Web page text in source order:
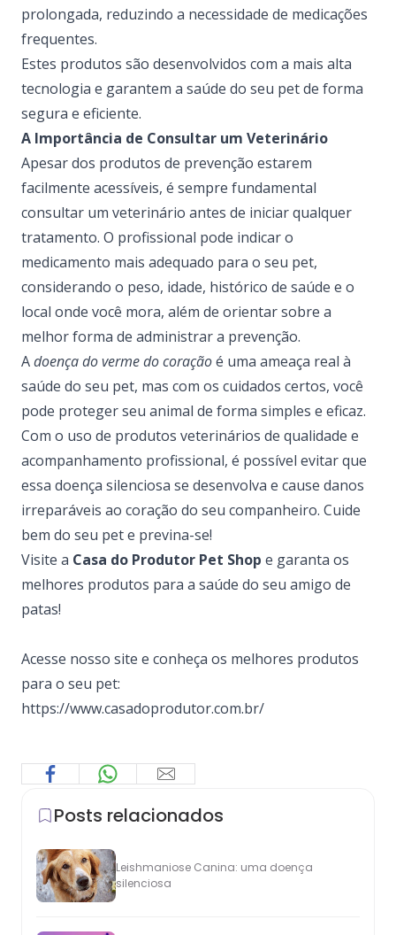
prolongada, reduzindo a necessidade de medicações
frequentes.
Estes produtos são desenvolvidos com a mais alta
tecnologia e garantem a saúde do seu pet de forma
segura e eficiente.
A Importância de Consultar um Veterinário
Apesar dos produtos de prevenção estarem
facilmente acessíveis, é sempre fundamental
consultar um veterinário antes de iniciar qualquer
tratamento. O profissional pode indicar o
medicamento mais adequado para o seu pet,
considerando o peso, idade, histórico de saúde e o
local onde você mora, além de orientar sobre a
melhor forma de administrar a prevenção.
Adoença do verme do coraçãoé uma ameaça real à
saúde do seu pet, mas com os cuidados certos, você
pode proteger seu animal de forma simples e eficaz.
Com o uso de produtos veterinários de qualidade e
acompanhamento profissional, é possível evitar que
essa doença silenciosa se desenvolva e cause danos
irreparáveis ao coração do seu companheiro. Cuide
bem do seu pet e previna-se!
Visite a Casa do Produtor Pet Shop e garanta os
melhores produtos para a saúde do seu amigo de
patas!
Acesse nosso site e conheça os melhores produtos
para o seu pet:
https://www.casadoprodutor.com.br/
Posts relacionados
Leishmaniose Canina: uma doença
silenciosa